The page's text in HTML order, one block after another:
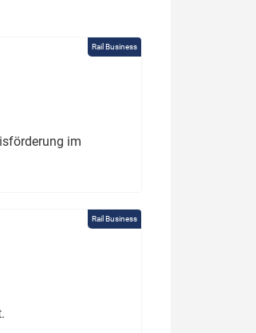
Rail Business
im
Rail Business